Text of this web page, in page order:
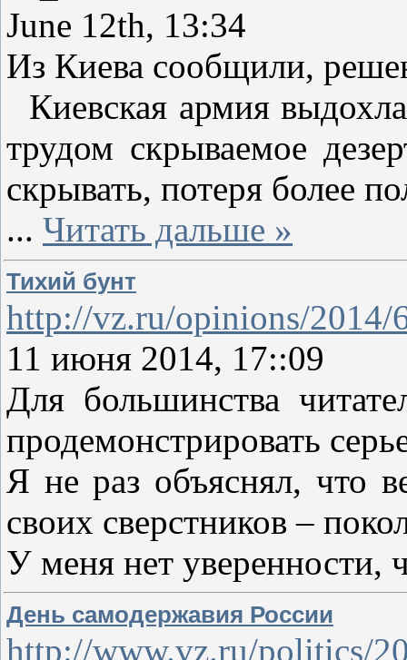
June 12th, 13:34
Из Киева сообщили,
Киевская армия
трудом скрываемое
скрывать, потеря более
... Читать дальше »
Тихий бунт
http://vz.ru/opinions/2014/
11 июня 2014, 17::09
Для большинства
продемонстрировать
Я не раз объяснял, что
своих сверстников –
У меня нет уверенности,
День самодержавия России
http://www.vz.ru/politics/